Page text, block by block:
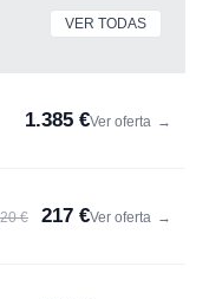
VER TODAS
1.385 €Ver oferta →
€ 217 €Ver oferta →